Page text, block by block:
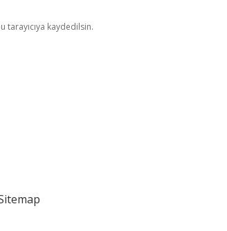
tarayıcıya kaydedilsin.